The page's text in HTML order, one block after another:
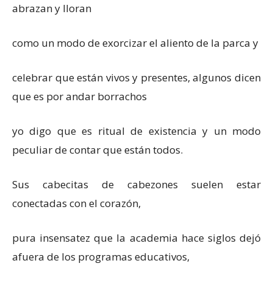
abrazan y lloran
como un modo de exorcizar el aliento de la parca y
celebrar que están vivos y presentes, algunos dicen
que es por andar borrachos
yo digo que es ritual de existencia y un modo
peculiar de contar que están todos.
Sus cabecitas de cabezones suelen estar
conectadas con el corazón,
pura insensatez que la academia hace siglos dejó
afuera de los programas educativos,